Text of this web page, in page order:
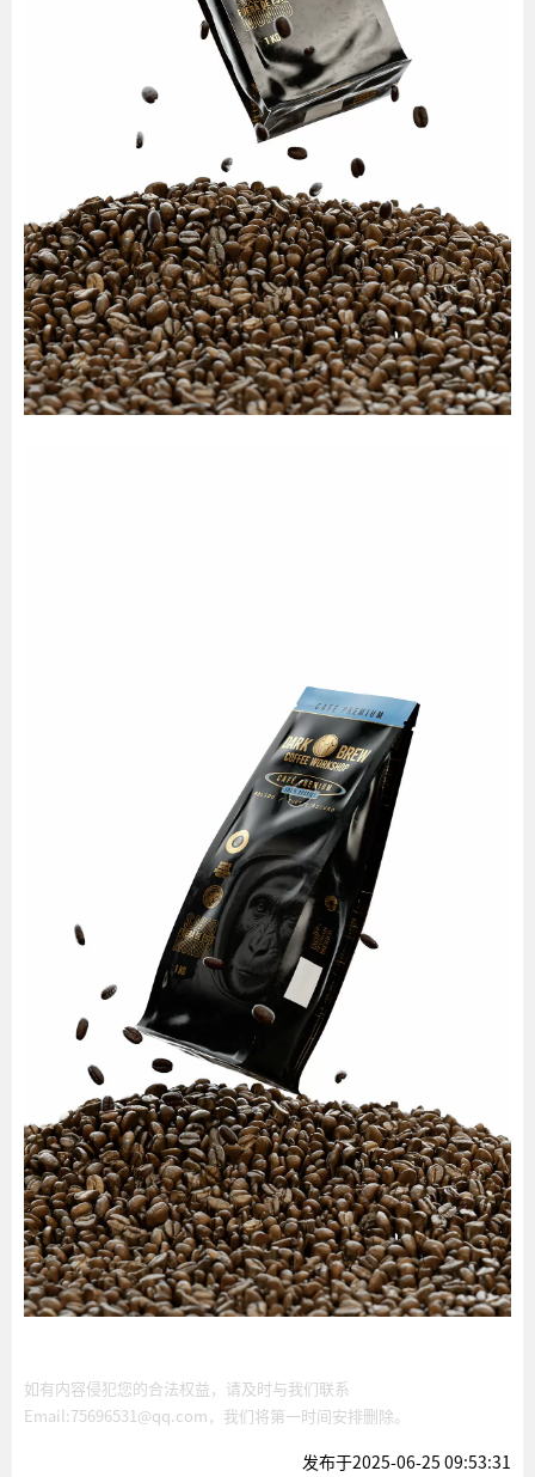
如有内容侵犯您的合法权益，请及时与我们联系
Email:75696531@qq.com，我们将第一时间安排删除。
发布于2025-06-25 09:53:31